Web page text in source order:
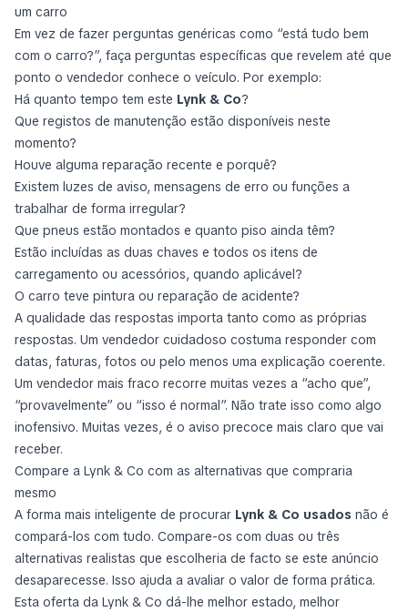
um carro
Em vez de fazer perguntas genéricas como “está tudo bem
com o carro?”, faça perguntas específicas que revelem até que
ponto o vendedor conhece o veículo. Por exemplo:
Há quanto tempo tem este Lynk & Co?
Que registos de manutenção estão disponíveis neste
momento?
Houve alguma reparação recente e porquê?
Existem luzes de aviso, mensagens de erro ou funções a
trabalhar de forma irregular?
Que pneus estão montados e quanto piso ainda têm?
Estão incluídas as duas chaves e todos os itens de
carregamento ou acessórios, quando aplicável?
O carro teve pintura ou reparação de acidente?
A qualidade das respostas importa tanto como as próprias
respostas. Um vendedor cuidadoso costuma responder com
datas, faturas, fotos ou pelo menos uma explicação coerente.
Um vendedor mais fraco recorre muitas vezes a “acho que”,
“provavelmente” ou “isso é normal”. Não trate isso como algo
inofensivo. Muitas vezes, é o aviso precoce mais claro que vai
receber.
Compare a Lynk & Co com as alternativas que compraria
mesmo
A forma mais inteligente de procurar Lynk & Co usados não é
compará-los com tudo. Compare-os com duas ou três
alternativas realistas que escolheria de facto se este anúncio
desaparecesse. Isso ajuda a avaliar o valor de forma prática.
Esta oferta da Lynk & Co dá-lhe melhor estado, melhor